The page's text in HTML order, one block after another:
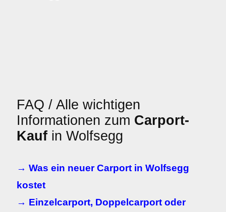
FAQ / Alle wichtigen
Informationen zum Carport-
Kauf in Wolfsegg
→ Was ein neuer Carport in Wolfsegg
kostet
→ Einzelcarport, Doppelcarport oder